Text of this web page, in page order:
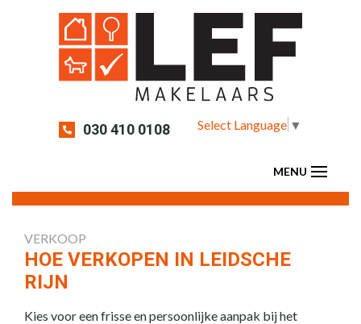
030 410 0108 Select Language ▼
VERKOOP
HOE VERKOPEN IN LEIDSCHE
RIJN
Kies voor een frisse en persoonlijke aanpak bij het